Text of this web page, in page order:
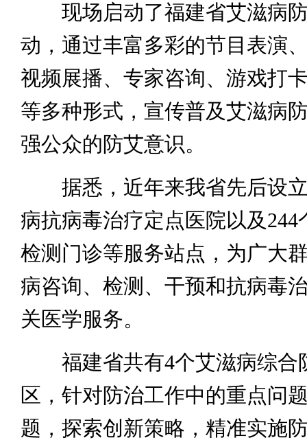
现场启动了福建省艾滋病防
动，通过丰富多彩的节目表演
视频展播、专家咨询、游戏打
等多种形式，宣传普及艾滋病
强公众的防艾意识。
据悉，近年来我省先后设立
病抗病毒治疗定点医院以及244
检测门诊等服务站点，为广大
病咨询、检测、干预和抗病毒
关医学服务。
福建省共有4个艾滋病综合
区，针对防治工作中的重点问
题，探索创新策略，精准实施